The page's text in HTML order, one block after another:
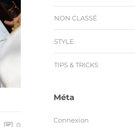
0
NON CLASSÉ
STYLE
TIPS & TRICKS
Méta
Connexion